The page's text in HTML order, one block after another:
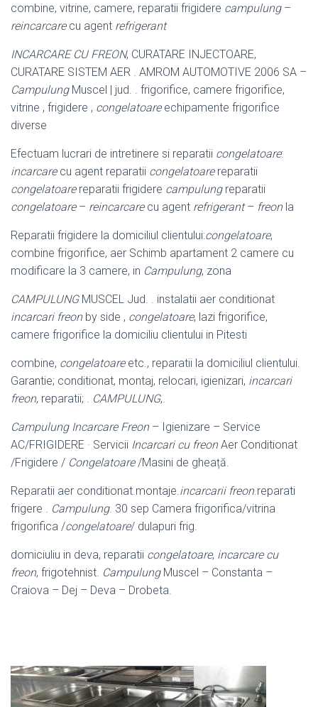
combine, vitrine, camere, reparatii frigidere campulung–
reincarcarecu agent refrigerant
INCARCARE CU FREON, CURATARE INJECTOARE,
CURATARE SISTEM AER . AMROM AUTOMOTIVE 2006 SA –
CampulungMuscel | jud. . frigorifice, camere frigorifice,
vitrine , frigidere , congelatoareechipamente frigorifice
diverse
Efectuam lucrari de intretinere si reparatii congelatoare:
incarcarecu agent reparatii congelatoarereparatii
congelatoarereparatii frigidere campulungreparatii
congelatoare– reincarcarecu agent refrigerant– freonla
Reparatii frigidere la domiciliul clientului:congelatoare,
combine frigorifice, aer Schimb apartament 2 camere cu
modificare la 3 camere, in Campulung, zona
CAMPULUNGMUSCEL Jud. . instalatii aer conditionat
incarcari freonby side , congelatoare, lazi frigorifice,
camere frigorifice la domiciliu clientului in Pitesti
combine, congelatoareetc., reparatii la domiciliul clientului.
Garantie; conditionat, montaj, relocari, igienizari, incarcari
freon, reparatii; . CAMPULUNG,.
Campulung Incarcare Freon– Igienizare – Service
AC/FRIGIDERE · Servicii Incarcari cu freonAer Conditionat
/Frigidere / Congelatoare/Masini de gheață.
Reparatii aer conditionat.montaje.incarcarii freon.reparati
frigere . Campulung. 30 sep Camera frigorifica/vitrina
frigorifica /congelatoare/ dulapuri frig.
domiciuliu in deva, reparatii congelatoare, incarcare cu
freon, frigotehnist. CampulungMuscel – Constanta –
Craiova – Dej – Deva – Drobeta.